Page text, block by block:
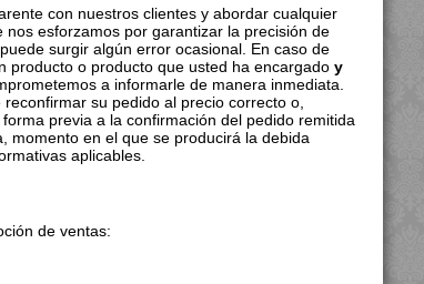
con nuestros clientes y abordar cualquier
esforzamos por garantizar la precisión de
surgir algún error ocasional. En caso de
producto o producto que usted ha encargado y
a informarle de manera inmediata.
su pedido al precio correcto o,
previa a la confirmación del pedido remitida
momento en el que se producirá la debida
aplicables.
de ventas: